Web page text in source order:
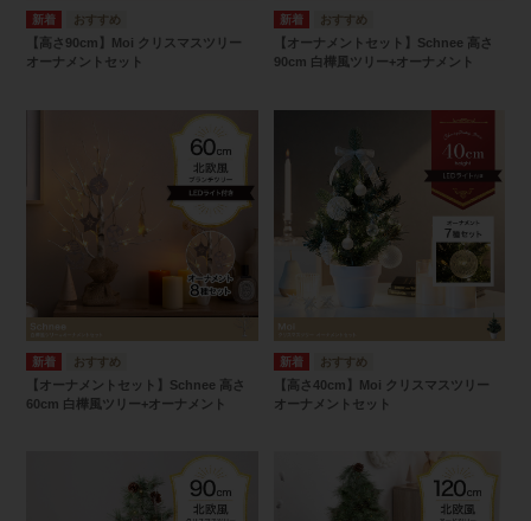
【高さ90cm】Moi クリスマスツリー
オーナメントセット
【オーナメントセット】Schnee 高さ
90cm 白樺風ツリー+オーナメント
【オーナメントセット】Schnee 高さ
60cm 白樺風ツリー+オーナメント
【高さ40cm】Moi クリスマスツリー
オーナメントセット